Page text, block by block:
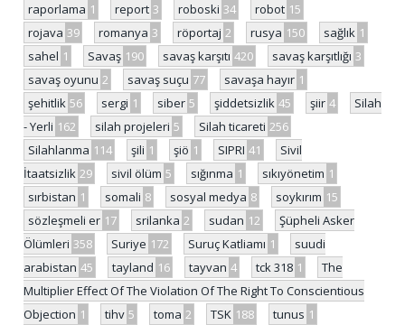
raporlama 1 report 3 roboski 34 robot 15
rojava 39 romanya 3 röportaj 2 rusya 150 sağlık 1
sahel 1 Savaş 190 savaş karşıtı 420 savaş karşıtlığı 3
savaş oyunu 2 savaş suçu 77 savaşa hayır 1
şehitlik 56 sergi 1 siber 5 şiddetsizlik 45 şiir 4
Silah
- Yerli 162 silah projeleri 5 Silah ticareti 256
Silahlanma 114 şili 1 şiö 1 SIPRI 41
Sivil
İtaatsizlik 29 sivil ölüm 5 sığınma 1 sıkıyönetim 1
sırbistan 1 somali 8 sosyal medya 8 soykırım 15
sözleşmeli er 17 srilanka 2 sudan 12
Şüpheli Asker
Ölümleri 358 Suriye 172 Suruç Katliamı 1
suudi
arabistan 45 tayland 16 tayvan 4 tck 318 1
The
Multiplier Effect Of The Violation Of The Right To Conscientious
Objection 1 tihv 5 toma 2 TSK 188 tunus 1